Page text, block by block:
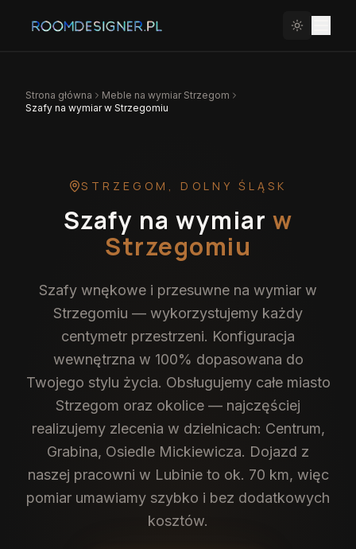
Strona główna Meble na wymiar Strzegom
Szafy na wymiar w Strzegomiu
STRZEGOM , DOLNY ŚLĄSK
Szafy na wymiar w
Strzegomiu
Szafy wnękowe i przesuwne na wymiar w
Strzegomiu — wykorzystujemy każdy
centymetr przestrzeni. Konfiguracja
wewnętrzna w 100% dopasowana do
Twojego stylu życia. Obsługujemy całe miasto
Strzegom oraz okolice — najczęściej
realizujemy zlecenia w dzielnicach: Centrum,
Grabina, Osiedle Mickiewicza. Dojazd z
naszej pracowni w Lubinie to ok. 70 km, więc
pomiar umawiamy szybko i bez dodatkowych
kosztów.